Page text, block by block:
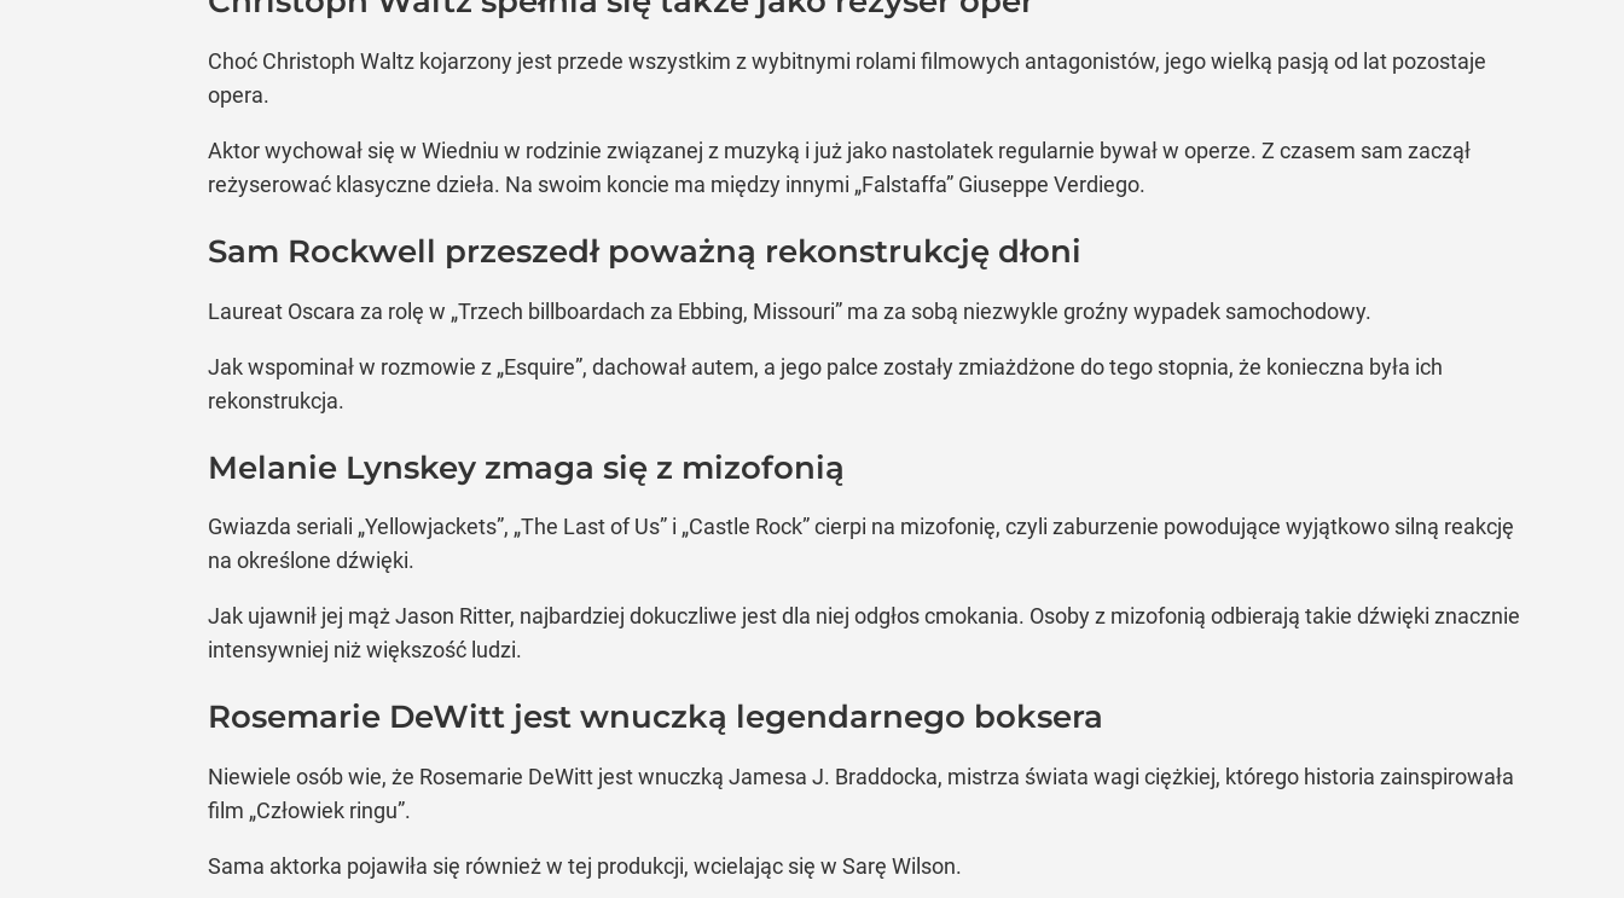
Choć Christoph Waltz kojarzony jest przede wszystkim z wybitnymi rolami filmowych antagonistów, jego wielką pasją od lat pozostaje
opera.
Aktor wychował się w Wiedniu w rodzinie związanej z muzyką i już jako nastolatek regularnie bywał w operze. Z czasem sam zaczął
reżyserować klasyczne dzieła. Na swoim koncie ma między innymi „Falstaffa” Giuseppe Verdiego.
Sam Rockwell przeszedł poważną rekonstrukcję dłoni
Laureat Oscara za rolę w „Trzech billboardach za Ebbing, Missouri” ma za sobą niezwykle groźny wypadek samochodowy.
Jak wspominał w rozmowie z „Esquire”, dachował autem, a jego palce zostały zmiażdżone do tego stopnia, że konieczna była ich
rekonstrukcja.
Melanie Lynskey zmaga się z mizofonią
Gwiazda seriali „Yellowjackets”, „The Last of Us” i „Castle Rock” cierpi na mizofonię, czyli zaburzenie powodujące wyjątkowo silną reakcję
na określone dźwięki.
Jak ujawnił jej mąż Jason Ritter, najbardziej dokuczliwe jest dla niej odgłos cmokania. Osoby z mizofonią odbierają takie dźwięki znacznie
intensywniej niż większość ludzi.
Rosemarie DeWitt jest wnuczką legendarnego boksera
Niewiele osób wie, że Rosemarie DeWitt jest wnuczką Jamesa J. Braddocka, mistrza świata wagi ciężkiej, którego historia zainspirowała
film „Człowiek ringu”.
Sama aktorka pojawiła się również w tej produkcji, wcielając się w Sarę Wilson.